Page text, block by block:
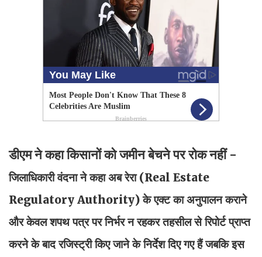
डीएम ने कहा किसानों को जमीन बेचने पर रोक नहीं -
जिलाधिकारी वंदना ने कहा अब रेरा (Real Estate
Regulatory Authority) के एक्ट का अनुपालन कराने
और केवल शपथ पत्र पर निर्भर न रहकर तहसील से रिपोर्ट प्राप्त
करने के बाद रजिस्ट्री किए जाने के निर्देश दिए गए हैं जबकि इस